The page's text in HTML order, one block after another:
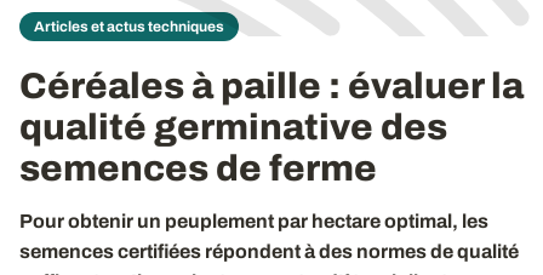
Articles et actus techniques
Céréales à paille : évaluer la
qualité germinative des
semences de ferme
Pour obtenir un peuplement par hectare optimal, les
semences certifiées répondent à des normes de qualité